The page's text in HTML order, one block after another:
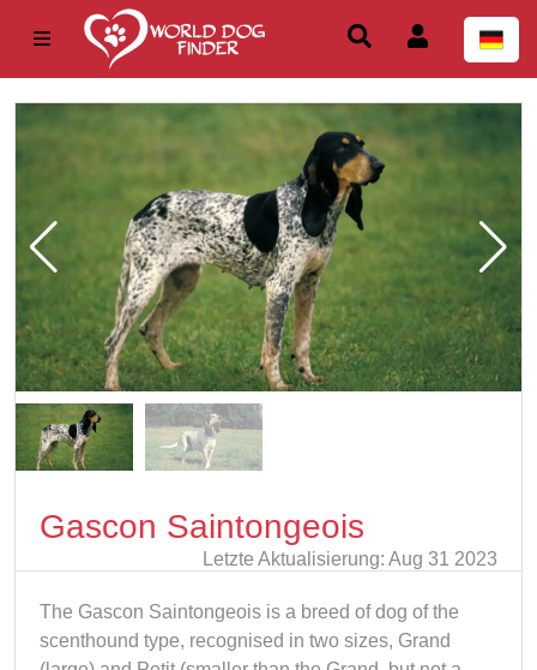
Gascon Saintongeois
Letzte Aktualisierung: Aug 31 2023
The Gascon Saintongeois is a breed of dog of the
scenthound type, recognised in two sizes, Grand